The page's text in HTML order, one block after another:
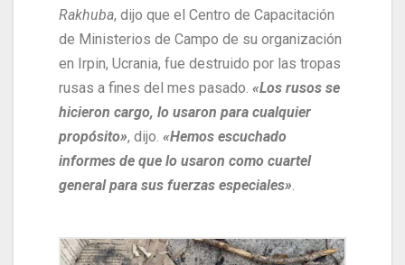
Rakhuba, dijo que el Centro de Capacitación
de Ministerios de Campo de su organización
en Irpin, Ucrania, fue destruido por las tropas
rusas a fines del mes pasado. «Los rusos se
hicieron cargo, lo usaron para cualquier
propósito», dijo. «Hemos escuchado
informes de que lo usaron como cuartel
general para sus fuerzas especiales»